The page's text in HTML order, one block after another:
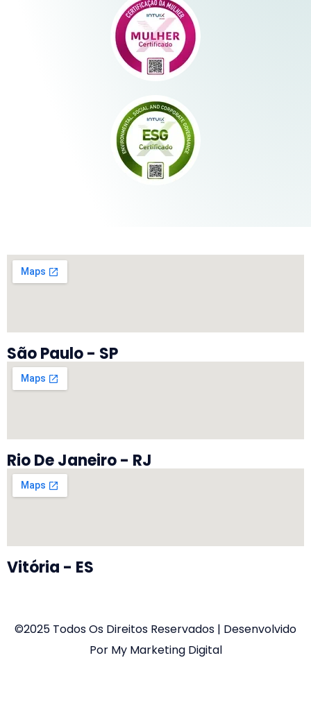
São Paulo - SP
Rio De Janeiro - RJ
Vitória - ES
©2025 Todos Os Direitos Reservados | Desenvolvido
Por My Marketing Digital